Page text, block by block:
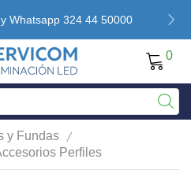
Whatsapp 324 44 50000
0
y Fundas /
Perfiles